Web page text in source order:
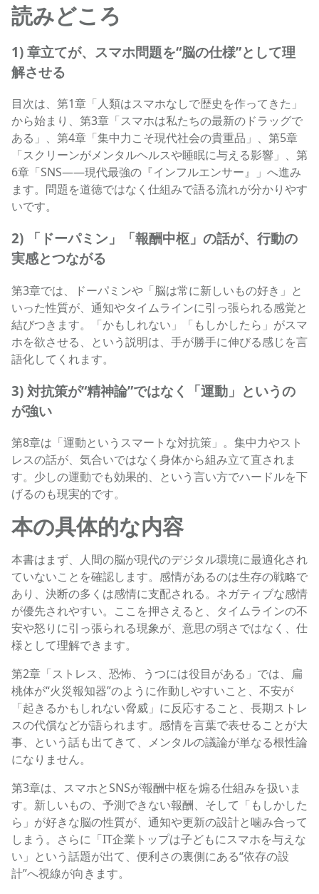
読みどころ
1) 章立てが、スマホ問題を“脳の仕様”として理
解させる
目次は、第1章「人類はスマホなしで歴史を作ってきた」
から始まり、第3章「スマホは私たちの最新のドラッグで
ある」、第4章「集中力こそ現代社会の貴重品」、第5章
「スクリーンがメンタルヘルスや睡眠に与える影響」、第
6章「SNS――現代最強の『インフルエンサー』」へ進み
ます。問題を道徳ではなく仕組みで語る流れが分かりやす
いです。
2) 「ドーパミン」「報酬中枢」の話が、行動の
実感とつながる
第3章では、ドーパミンや「脳は常に新しいもの好き」と
いった性質が、通知やタイムラインに引っ張られる感覚と
結びつきます。「かもしれない」「もしかしたら」がスマ
ホを欲させる、という説明は、手が勝手に伸びる感じを言
語化してくれます。
3) 対抗策が“精神論”ではなく「運動」というの
が強い
第8章は「運動というスマートな対抗策」。集中力やスト
レスの話が、気合いではなく身体から組み立て直されま
す。少しの運動でも効果的、という言い方でハードルを下
げるのも現実的です。
本の具体的な内容
本書はまず、人間の脳が現代のデジタル環境に最適化され
ていないことを確認します。感情があるのは生存の戦略で
あり、決断の多くは感情に支配される。ネガティブな感情
が優先されやすい。ここを押さえると、タイムラインの不
安や怒りに引っ張られる現象が、意思の弱さではなく、仕
様として理解できます。
第2章「ストレス、恐怖、うつには役目がある」では、扁
桃体が“火災報知器”のように作動しやすいこと、不安が
「起きるかもしれない脅威」に反応すること、長期ストレ
スの代償などが語られます。感情を言葉で表せることが大
事、という話も出てきて、メンタルの議論が単なる根性論
になりません。
第3章は、スマホとSNSが報酬中枢を煽る仕組みを扱いま
す。新しいもの、予測できない報酬、そして「もしかした
ら」が好きな脳の性質が、通知や更新の設計と噛み合って
しまう。さらに「IT企業トップは子どもにスマホを与えな
い」という話題が出て、便利さの裏側にある“依存の設
計”へ視線が向きます。